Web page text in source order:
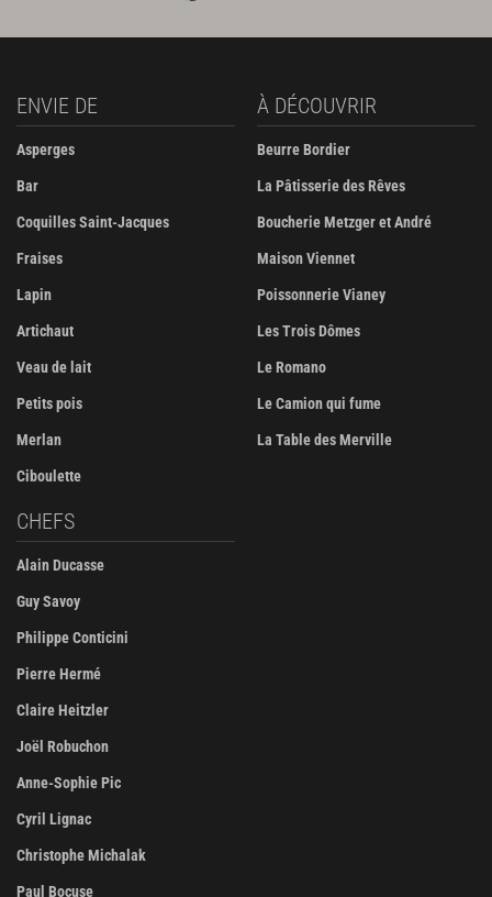
ENVIE DE
Asperges
Bar
Coquilles Saint-Jacques
Fraises
Lapin
Artichaut
Veau de lait
Petits pois
Merlan
Ciboulette
À DÉCOUVRIR
Beurre Bordier
La Pâtisserie des Rêves
Boucherie Metzger et André
Maison Viennet
Poissonnerie Vianey
Les Trois Dômes
Le Romano
Le Camion qui fume
La Table des Merville
CHEFS
Alain Ducasse
Guy Savoy
Philippe Conticini
Pierre Hermé
Claire Heitzler
Joël Robuchon
Anne-Sophie Pic
Cyril Lignac
Christophe Michalak
Paul Bocuse